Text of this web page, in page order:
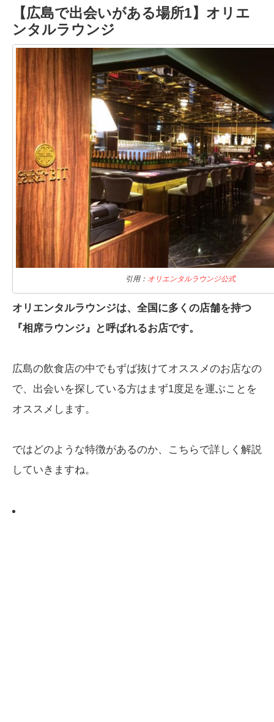
【広島で出会いがある場所1】オリエ
ンタルラウンジ
引用： オリエンタルラウンジ公式
オリエンタルラウンジは、全国に多くの店舗を持つ
『相席ラウンジ』と呼ばれるお店です。
広島の飲食店の中でもずば抜けてオススメのお店なの
で、出会いを探している方はまず1度足を運ぶことを
オススメします。
ではどのような特徴があるのか、こちらで詳しく解説
していきますね。